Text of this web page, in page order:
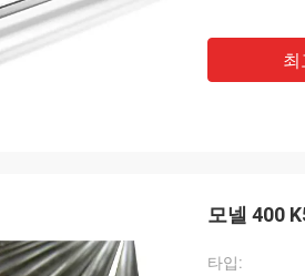
최
모넬 400
타입: